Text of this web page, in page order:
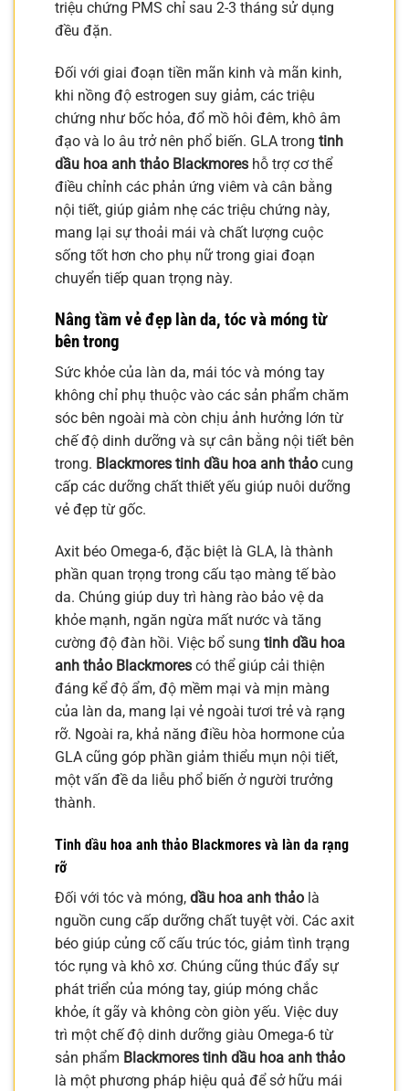
triệu chứng PMS chỉ sau 2-3 tháng sử dụng
đều đặn.
Đối với giai đoạn tiền mãn kinh và mãn kinh,
khi nồng độ estrogen suy giảm, các triệu
chứng như bốc hỏa, đổ mồ hôi đêm, khô âm
đạo và lo âu trở nên phổ biến. GLA trong tinh
dầu hoa anh thảo Blackmores hỗ trợ cơ thể
điều chỉnh các phản ứng viêm và cân bằng
nội tiết, giúp giảm nhẹ các triệu chứng này,
mang lại sự thoải mái và chất lượng cuộc
sống tốt hơn cho phụ nữ trong giai đoạn
chuyển tiếp quan trọng này.
Nâng tầm vẻ đẹp làn da, tóc và móng từ
bên trong
Sức khỏe của làn da, mái tóc và móng tay
không chỉ phụ thuộc vào các sản phẩm chăm
sóc bên ngoài mà còn chịu ảnh hưởng lớn từ
chế độ dinh dưỡng và sự cân bằng nội tiết bên
trong. Blackmores tinh dầu hoa anh thảo cung
cấp các dưỡng chất thiết yếu giúp nuôi dưỡng
vẻ đẹp từ gốc.
Axit béo Omega-6, đặc biệt là GLA, là thành
phần quan trọng trong cấu tạo màng tế bào
da. Chúng giúp duy trì hàng rào bảo vệ da
khỏe mạnh, ngăn ngừa mất nước và tăng
cường độ đàn hồi. Việc bổ sung tinh dầu hoa
anh thảo Blackmores có thể giúp cải thiện
đáng kể độ ẩm, độ mềm mại và mịn màng
của làn da, mang lại vẻ ngoài tươi trẻ và rạng
rỡ. Ngoài ra, khả năng điều hòa hormone của
GLA cũng góp phần giảm thiểu mụn nội tiết,
một vấn đề da liễu phổ biến ở người trưởng
thành.
Tinh dầu hoa anh thảo Blackmores và làn da rạng
rỡ
Đối với tóc và móng, dầu hoa anh thảo là
nguồn cung cấp dưỡng chất tuyệt vời. Các axit
béo giúp củng cố cấu trúc tóc, giảm tình trạng
tóc rụng và khô xơ. Chúng cũng thúc đẩy sự
phát triển của móng tay, giúp móng chắc
khỏe, ít gãy và không còn giòn yếu. Việc duy
trì một chế độ dinh dưỡng giàu Omega-6 từ
sản phẩm Blackmores tinh dầu hoa anh thảo
là một phương pháp hiệu quả để sở hữu mái